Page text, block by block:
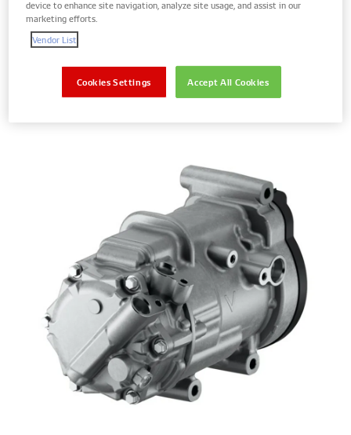
DENSO specjalizuje się w obu tych obszarach na rynku
OE, dlatego nie powinno być zaskoczeniem, że to właśnie
części do układów klimatyzacji, filtry kabinowe oraz
wycieraczki stanowią dużą część oferty DENSO
przeznaczonej do pojazdów NEV.
device to enhance site navigation, analyze site usage, and assist in our
marketing efforts.
Vendor List
Accept All Cookies
Cookies Settings